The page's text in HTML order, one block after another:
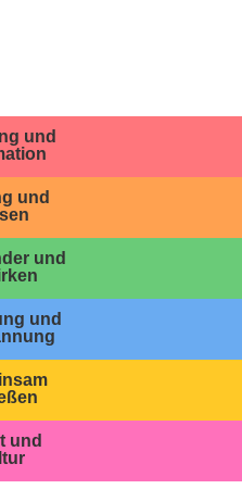
und
und
und
und
und